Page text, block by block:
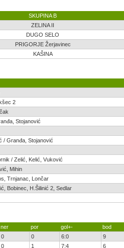
SKUPINA B
ZELINA II
DUGO SELO
PRIGORJE Žerjavinec
KAŠINA
2
Stojanović
/ Granđa, Stojanović
/ Zelić, Kelić, Vuković
Mihin
Trnjanac, Lončar
Bobinec, H.Šilinić 2, Sedlar
ner por gol+-
bod
0 0 6:0
9
0 1 7:4 6